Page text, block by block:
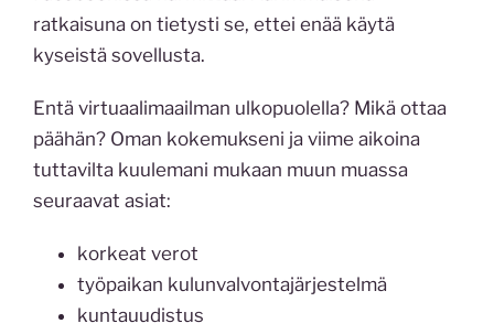
ratkaisuna on tietysti se, ettei enää käytä
kyseistä sovellusta.
Entä virtuaalimaailman ulkopuolella? Mikä ottaa
päähän? Oman kokemukseni ja viime aikoina
tuttavilta kuulemani mukaan muun muassa
seuraavat asiat:
korkeat verot
työpaikan kulunvalvontajärjestelmä
kuntauudistus